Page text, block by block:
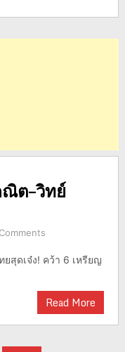
ต–วิทย์
สุดเจ๋ง! คว้า 6 เหรียญ
Read More